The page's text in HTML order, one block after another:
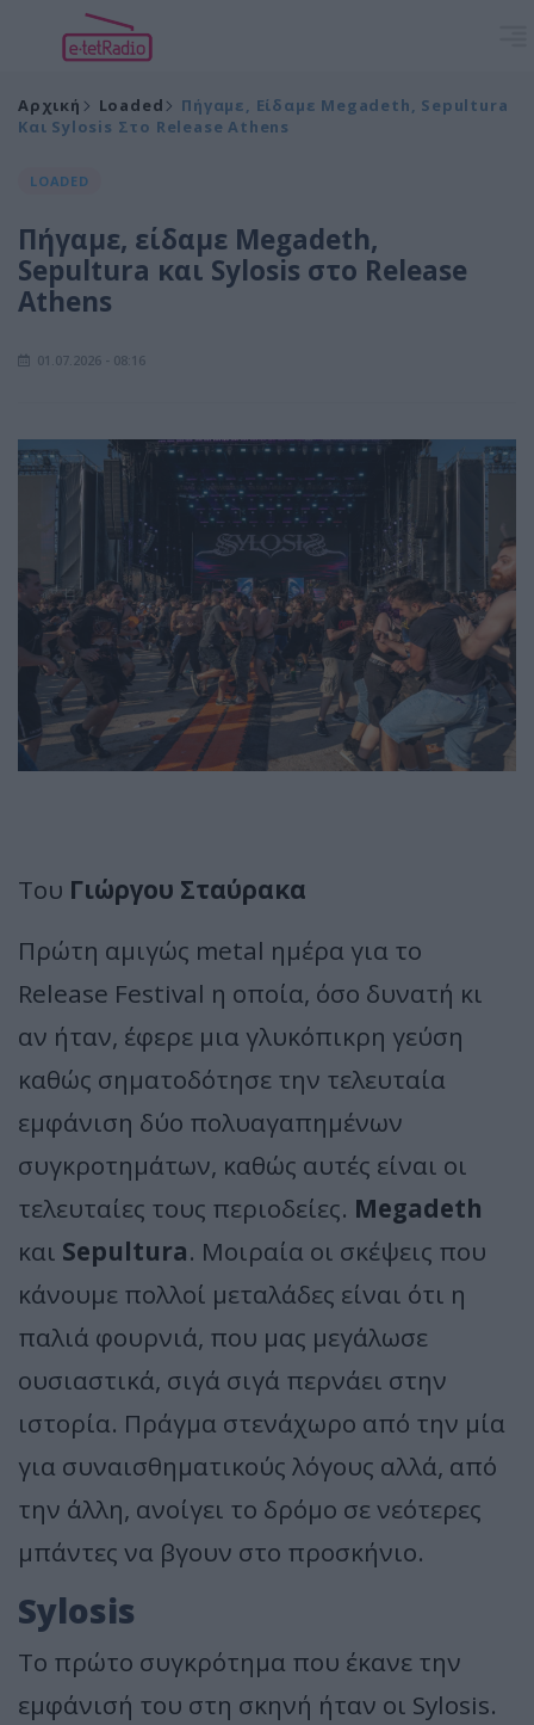
Αρχική Loaded
Πήγαμε, Είδαμε Megadeth, Sepultura
Και Sylosis Στο Release Athens
LOADED
Πήγαμε, είδαμε Megadeth,
Sepultura και Sylosis στο Release
Athens
01.07.2026 - 08:16
Του Γιώργου Σταύρακα
Πρώτη αμιγώς metal ημέρα για το
Release Festival η οποία, όσο δυνατή κι
αν ήταν, έφερε μια γλυκόπικρη γεύση
καθώς σηματοδότησε την τελευταία
εμφάνιση δύο πολυαγαπημένων
συγκροτημάτων, καθώς αυτές είναι οι
τελευταίες τους περιοδείες. Megadeth
και Sepultura. Μοιραία οι σκέψεις που
κάνουμε πολλοί μεταλάδες είναι ότι η
παλιά φουρνιά, που μας μεγάλωσε
ουσιαστικά, σιγά σιγά περνάει στην
ιστορία. Πράγμα στενάχωρο από την μία
για συναισθηματικούς λόγους αλλά, από
την άλλη, ανοίγει το δρόμο σε νεότερες
μπάντες να βγουν στο προσκήνιο.
Sylosis
Το πρώτο συγκρότημα που έκανε την
εμφάνισή του στη σκηνή ήταν οι Sylosis.